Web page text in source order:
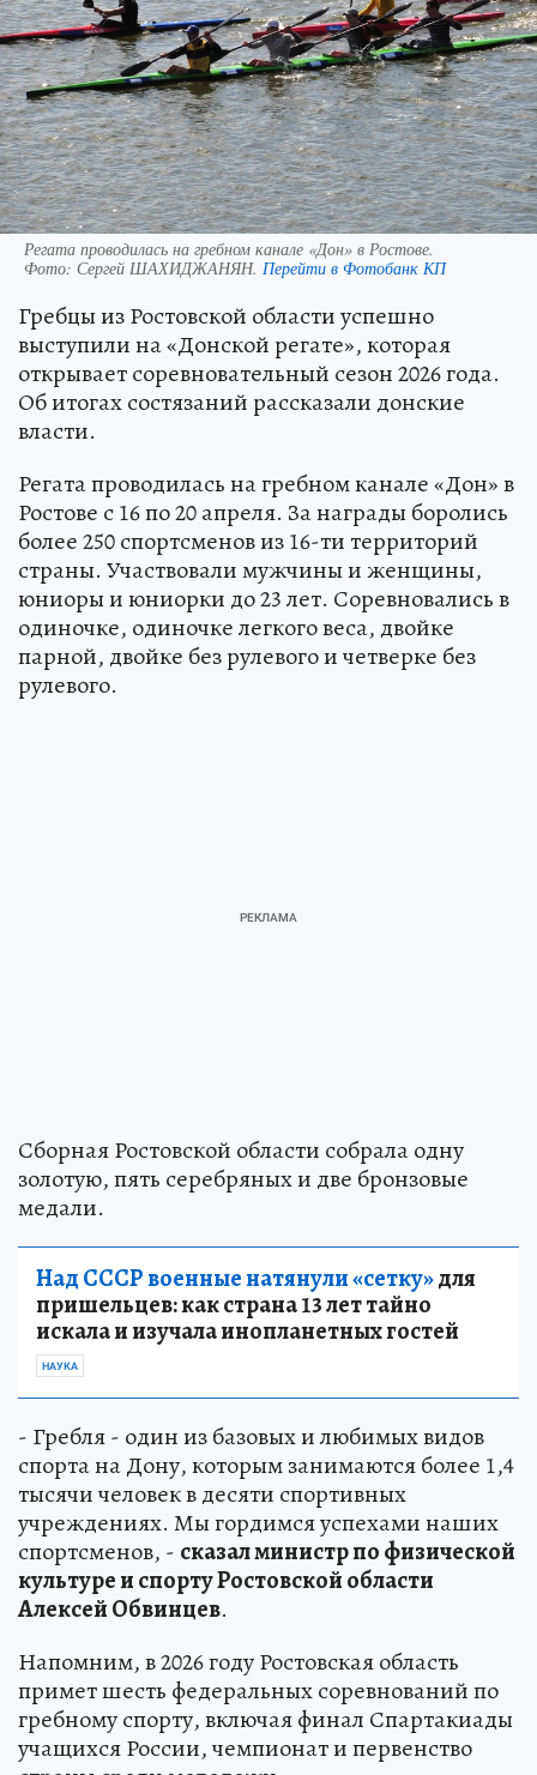
Регата проводилась на гребном канале «Дон» в Ростове.
Фото: Сергей ШАХИДЖАНЯН. Перейти в Фотобанк КП
Гребцы из Ростовской области успешно
выступили на «Донской регате», которая
открывает соревновательный сезон 2026 года.
Об итогах состязаний рассказали донские
власти.
Регата проводилась на гребном канале «Дон» в
Ростове с 16 по 20 апреля. За награды боролись
более 250 спортсменов из 16-ти территорий
страны. Участвовали мужчины и женщины,
юниоры и юниорки до 23 лет. Соревновались в
одиночке, одиночке легкого веса, двойке
парной, двойке без рулевого и четверке без
рулевого.
Сборная Ростовской области собрала одну
золотую, пять серебряных и две бронзовые
медали.
Над СССР военные натянули «сетку»для
пришельцев: как страна 13 лет тайно
искала и изучала инопланетных гостей
НАУКА
- Гребля - один из базовых и любимых видов
спорта на Дону, которым занимаются более 1,4
тысячи человек в десяти спортивных
учреждениях. Мы гордимся успехами наших
спортсменов, - сказал министр по физической
культуре и спорту Ростовской области
Алексей Обвинцев.
Напомним, в 2026 году Ростовская область
примет шесть федеральных соревнований по
гребному спорту, включая финал Спартакиады
учащихся России, чемпионат и первенство